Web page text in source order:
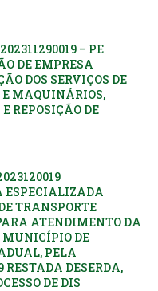
– PE
DE EMPRESA
DOS SERVIÇOS DE
MAQUINÁRIOS,
REPOSIÇÃO DE
ESPECIALIZADA
TRANSPORTE
ATENDIMENTO DA
MUNICÍPIO DE
PELA
DESERDA,
DE DIS